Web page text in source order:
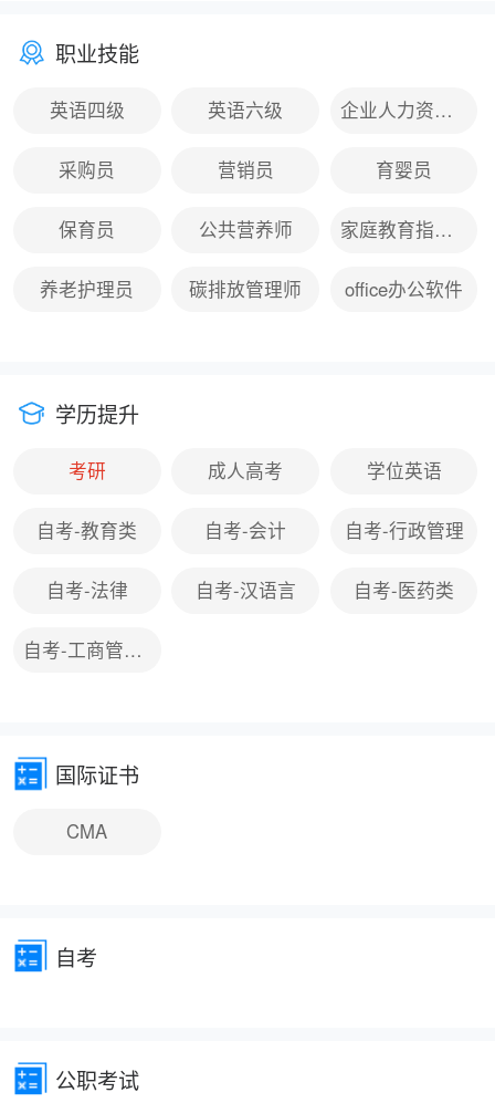
职业技能
英语四级 英语六级 企业人力资源管理师
采购员 营销员 育婴员
保育员 公共营养师 家庭教育指导师
养老护理员 碳排放管理师 office办公软件
学历提升
考研 成人高考 学位英语
自考-教育类 自考-会计 自考-行政管理
自考-法律 自考-汉语言 自考-医药类
自考-工商管理类
国际证书
CMA
自考
公职考试